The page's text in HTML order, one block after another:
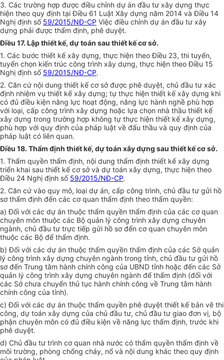
3. Các trường hợp được điều chỉnh dự án đầu tư xây dựng thực
hiện theo quy định tại Điều 61 Luật Xây dựng năm 2014 và Điều 14
Nghị định số 59/2015/NĐ-CP Việc điều chỉnh dự án đầu tư xây
dựng phải được thẩm định, phê duyệt.
Điều 17. Lập thiết kế, dự toán sau thiết kế cơ sở.
1. Các bước thiết kế xây dựng, thực hiện theo Điều 23, thi tuyển,
tuyển chọn kiến trúc công trình xây dựng, thực hiện theo Điều 15
Nghị định số 59/2015/NĐ-CP.
2. Căn cứ nội dung thiết kế cơ sở được phê duyệt, chủ đầu tư xác
định nhiệm vụ thiết kế xây dựng; tự thực hiện thiết kế xây dựng khi
có đủ điều kiện năng lực hoạt động, năng lực hành nghề phù hợp
với loại, cấp công trình xây dựng hoặc lựa chọn nhà thầu thiết kế
xây dựng trong trường hợp không tự thực hiện thiết kế xây dựng,
phù hợp với quy định của pháp luật về đấu thầu và quy định của
pháp luật có liên quan.
Điều 18. Thẩm định thiết kế, dự toán xây dựng sau thiết kế cơ sở.
1. Thẩm quyền thẩm định, nội dung thẩm định thiết kế xây dựng
triển khai sau thiết kế cơ sở và dự toán xây dựng, thực hiện theo
Điều 24 Nghị định số 59/2015/NĐ-CP.
2. Căn cứ vào quy mô, loại dự án, cấp công trình, chủ đầu tư gửi hồ
sơ thẩm định đến các cơ quan thẩm định theo thẩm quyền:
a) Đối với các dự án thuộc thẩm quyền thẩm định của các cơ quan
chuyên môn thuộc các Bộ quản lý công trình xây dựng chuyên
ngành, chủ đầu tư trực tiếp gửi hồ sơ đến cơ quan chuyên môn
thuộc các Bộ để thẩm định.
b) Đối với các dự án thuộc thẩm quyền thẩm định của các Sở quản
lý công trình xây dựng chuyên ngành trong tỉnh, chủ đầu tư gửi hồ
sơ đến Trung tâm hành chính công của UBND tỉnh hoặc đến các Sở
quản lý công trình xây dựng chuyên ngành để thẩm định (đối với
các Sở chưa chuyển thủ tục hành chính công về Trung tâm hành
chính công của tỉnh).
c) Đối với các dự án thuộc thẩm quyền phê duyệt thiết kế bản vẽ thi
công, dự toán xây dựng của chủ đầu tư, chủ đầu tư giao đơn vị, bộ
phận chuyên môn có đủ điều kiện về năng lực thẩm định, trước khi
phê duyệt.
d) Chủ đầu tư trình cơ quan nhà nước có thẩm quyền thẩm định về
môi trường, phòng chống cháy, nổ và nội dung khác theo quy định